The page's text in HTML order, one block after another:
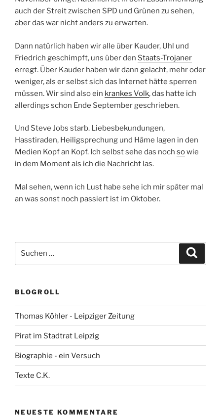
auch der Streit zwischen SPD und Grünen zu sehen,
aber das war nicht anders zu erwarten.
Dann natürlich haben wir alle über Kauder, Uhl und
Friedrich geschimpft, uns über den Staats-Trojaner
erregt. Über Kauder haben wir dann gelacht, mehr oder
weniger, als er selbst sich das Internet hätte sperren
müssen. Wir sind also ein krankes Volk, das hatte ich
allerdings schon Ende September geschrieben.
Und Steve Jobs starb. Liebesbekundungen,
Hasstiraden, Heiligsprechung und Häme lagen in den
Medien Kopf an Kopf. Ich selbst sehe das noch sowie
in dem Moment als ich die Nachricht las.
Mal sehen, wenn ich Lust habe sehe ich mir später mal
an was sonst noch passiert ist im Oktober.
nach:
BLOGROLL
Thomas Köhler - Leipziger Zeitung
Pirat im Stadtrat Leipzig
Biographie - ein Versuch
Texte C.K.
NEUESTE KOMMENTARE